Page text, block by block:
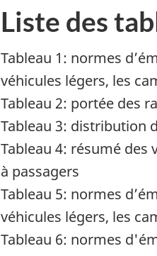
Liste des
Tableau 1: normes
véhicules légers, les
Tableau 2: portée des
Tableau 3: distribution
Tableau 4: résumé des
à passagers
Tableau 5: normes
véhicules légers, les
Tableau 6: normes